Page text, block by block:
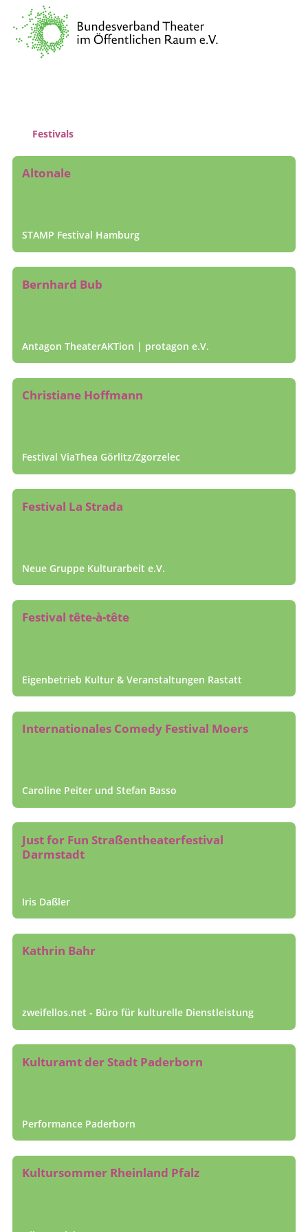
Verband
Vernetzung & Kommunikation
Festivals
Altonale
STAMP Festival Hamburg
Bernhard Bub
Antagon TheaterAKTion | protagon e.V.
Christiane Hoffmann
Festival ViaThea Görlitz/Zgorzelec
Festival La Strada
Neue Gruppe Kulturarbeit e.V.
Festival tête-à-tête
Eigenbetrieb Kultur & Veranstaltungen Rastatt
Internationales Comedy Festival Moers
Caroline Peiter und Stefan Basso
Just for Fun Straßen­theaterfestival
Darmstadt
Iris Daßler
Kathrin Bahr
zweifellos.net - Büro für kulturelle Dienstleistung
Kulturamt der Stadt Paderborn
Performance Paderborn
Kultursommer Rheinland Pfalz